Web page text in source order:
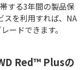
する3年間の製品保
スを利用すれば、NA
ードできます。
Red™ Plusの